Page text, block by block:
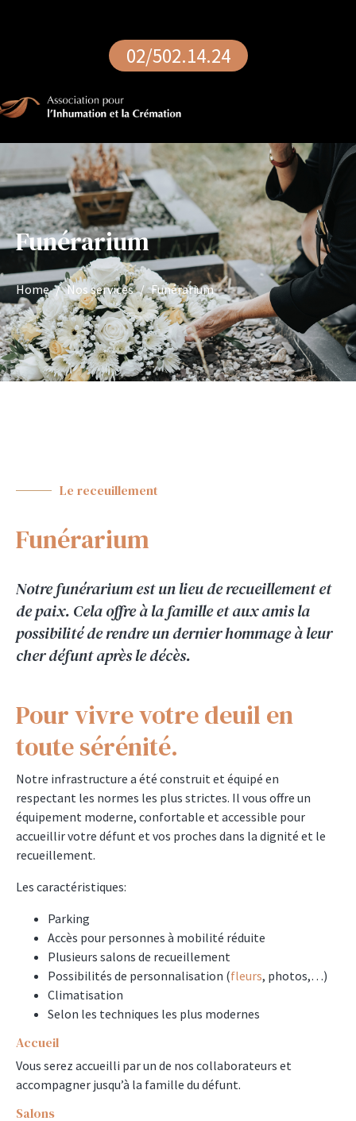
02/502.14.24
Funérarium
Home Nos services Funérarium
Le receuillement
Funérarium
Notre funérarium est un lieu de recueillement et
de paix. Cela offre à la famille et aux amis la
possibilité de rendre un dernier hommage à leur
cher défunt après le décès.
Pour vivre votre deuil en
toute sérénité.
Notre infrastructure a été construit et équipé en
respectant les normes les plus strictes. Il vous offre un
équipement moderne, confortable et accessible pour
accueillir votre défunt et vos proches dans la dignité et le
recueillement.
Les caractéristiques:
Parking
Accès pour personnes à mobilité réduite
Plusieurs salons de recueillement
Possibilités de personnalisation (fleurs, photos,…)
Climatisation
Selon les techniques les plus modernes
Accueil
Vous serez accueilli par un de nos collaborateurs et
accompagner jusqu’à la famille du défunt.
Salons